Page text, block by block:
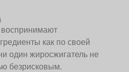
как по своей
один жиросжигатель не
безрисковым.